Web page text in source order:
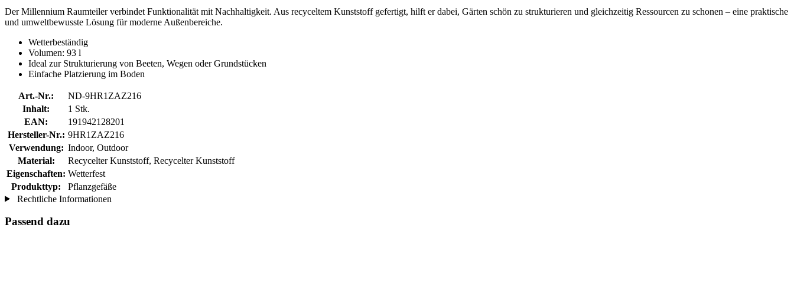
Der Millennium Raumteiler verbindet Funktionalität mit Nachhaltigkeit. Aus recyceltem Kunststoff gefertigt, hilft er dabei, Gärten schön zu strukturieren und gleichzeitig Ressourcen zu schonen – eine praktische
und umweltbewusste Lösung für moderne Außenbereiche.
Wetterbeständig
Volumen: 93 l
Ideal zur Strukturierung von Beeten, Wegen oder Grundstücken
Einfache Platzierung im Boden
Art.-Nr.:
ND-9HR1ZAZ216
Inhalt:
1 Stk.
EAN:
191942128201
Hersteller-Nr.: 9HR1ZAZ216
Verwendung: Indoor, Outdoor
Material:
Recycelter Kunststoff, Recycelter Kunststoff
Eigenschaften: Wetterfest
Produkttyp:
Pflanzgefäße
Rechtliche Informationen
Passend dazu